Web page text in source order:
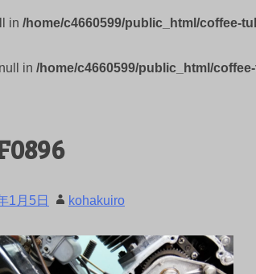
in /home/c4660599/public_html/coffee-
in /home/c4660599/public_html/
1月5日 kohakuiro